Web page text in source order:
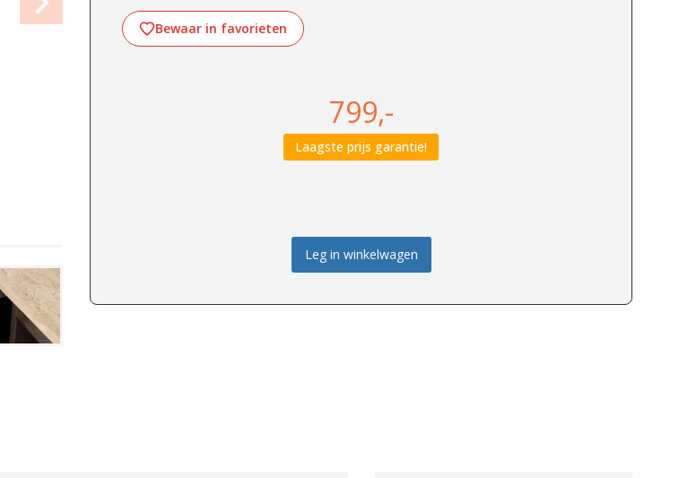
Bewaar in favorieten
799,-
Laagste prijs garantie!
Leg in winkelwagen